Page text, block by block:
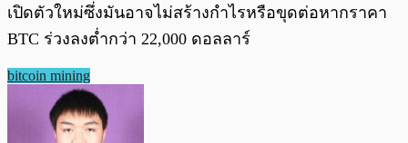
เปิดตัวใหม่ซึ่งมันอาจไม่สร้างกำไรหรือขุดต่อหากราคา
BTC ร่วงลงต่ำกว่า 22,000 ดอลลาร์
bitcoin mining